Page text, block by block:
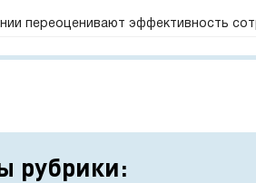
переоценивают эффективность
рубрики: